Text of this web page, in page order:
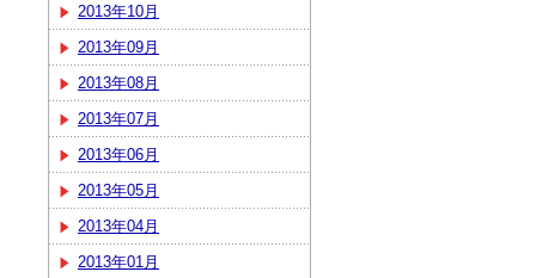
2013年10月
2013年09月
2013年08月
2013年07月
2013年06月
2013年05月
2013年04月
2013年01月